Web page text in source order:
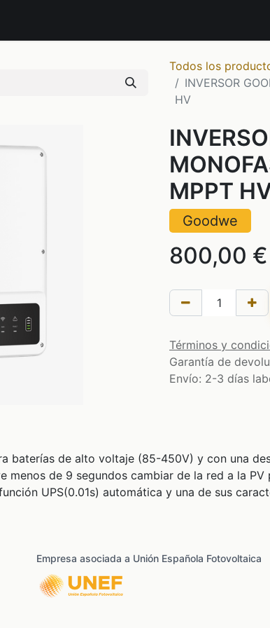
Todos los
INVERSOR
HV
MPPT
Goodwe
800,00 €
Términos y
Garantía de
Envío: 2-3 días
baterías de alto voltaje (85-450V) y con una
menos de 9 segundos cambiar de la red a la
UPS(0.01s) automática y una de sus
Empresa asociada a Unión Española Fotovoltaica